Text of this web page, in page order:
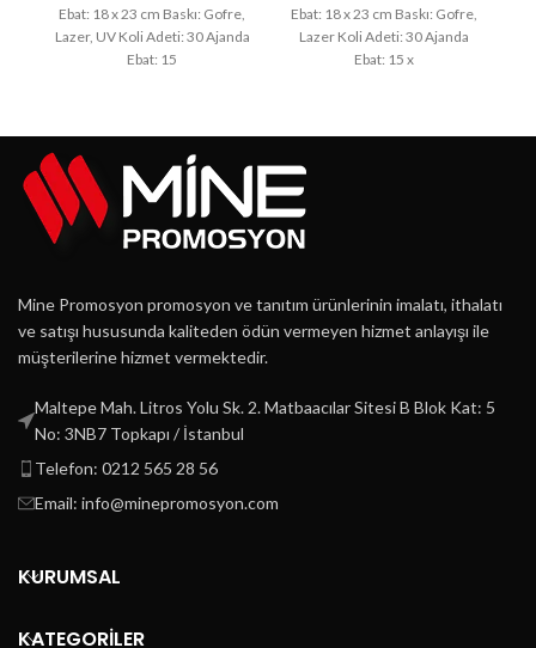
Ebat: 18 x 23 cm Baskı: Gofre,
Lazer, UV Koli Adeti: 30 Ajanda
Ebat: 15
Ebat: 18 x 23 cm Baskı: Gofre,
Lazer Koli Adeti: 30 Ajanda
Ebat: 15 x
Mine Promosyon promosyon ve tanıtım ürünlerinin imalatı, ithalatı
ve satışı hususunda kaliteden ödün vermeyen hizmet anlayışı ile
müşterilerine hizmet vermektedir.
Maltepe Mah. Litros Yolu Sk. 2. Matbaacılar Sitesi B Blok Kat: 5
No: 3NB7 Topkapı / İstanbul
Telefon: 0212 565 28 56
Email: info@minepromosyon.com
KURUMSAL
KATEGORİLER